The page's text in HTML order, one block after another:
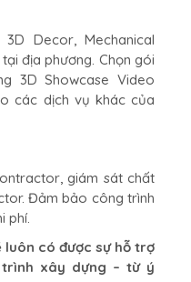
Decor, Mechanical
địa phương. Chọn gói
3D Showcase Video
các dịch vụ khác của
giám sát chất
Đảm bảo công trình
phí.
luôn có được sự hỗ trợ
xây dựng – từ ý